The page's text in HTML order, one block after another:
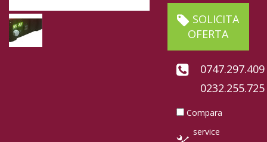
SOLICITA
OFERTA
0747.297.409
0232.255.725
Compara
service